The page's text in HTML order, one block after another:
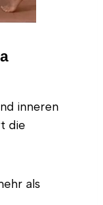
inneren
die
als